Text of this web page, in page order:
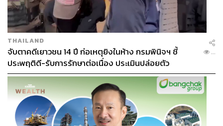
THAILAND
จับตาคดีเยาวชน 14 ปี ก่อเหตุยิงในห้าง กรมพินิจฯ ชี้
ประพฤติดี-รับการรักษาต่อเนื่อง ประเมินปล่อยตัว
...